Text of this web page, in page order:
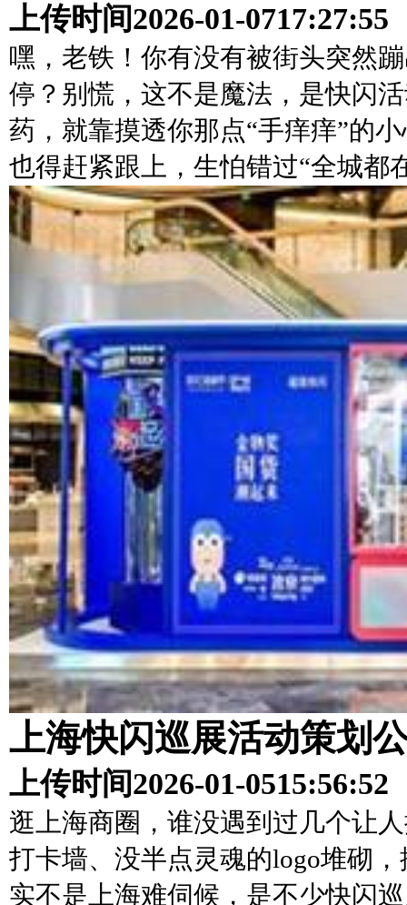
上传时间2026-01-0717:27:55
嘿，老铁！你有没有被街头突然
停？别慌，这不是魔法，是快闪
药，就靠摸透你那点“手痒痒”的
也得赶紧跟上，生怕错过“全城
上海快闪巡展活动策划
上传时间2026-01-0515:56:52
逛上海商圈，谁没遇到过几个让
打卡墙、没半点灵魂的logo堆砌
实不是上海难伺候，是不少快闪